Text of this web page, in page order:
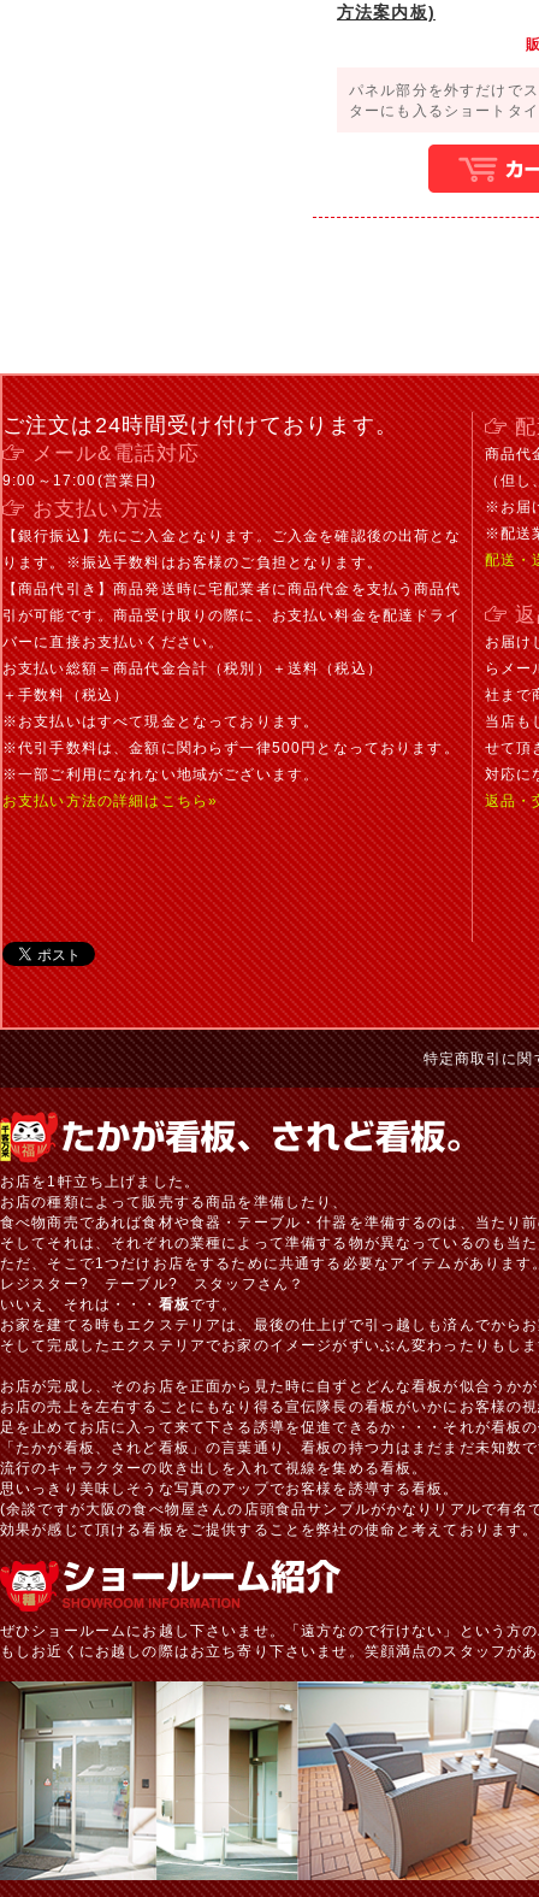
方法案内板)
パネル部分を外すだけで
ターにも入るショートタ
ご注文は24時間受け付けております。
メール&電話対応
9:00～17:00(営業日)
お支払い方法
【銀行振込】先にご入金となります。ご入金を確認後の出荷とな
ります。※振込手数料はお客様のご負担となります。
【商品代引き】商品発送時に宅配業者に商品代金を支払う商品代
引が可能です。商品受け取りの際に、お支払い料金を配達ドライ
バーに直接お支払いください。
お支払い総額＝商品代金合計（税別）＋送料（税込）
＋手数料（税込）
※お支払いはすべて現金となっております。
※代引手数料は、金額に関わらず一律500円となっております。
※一部ご利用になれない地域がございます。
お支払い方法の詳細はこちら»
商品代
（但し
※お届
※配送
配送・
お届け
らメー
社まで
当店も
せて頂
対応に
返品・
特定商取引に関
お店を1軒立ち上げました。
お店の種類によって販売する商品を準備したり、
食べ物商売であれば食材や食器・テーブル・什器を準備するのは、当たり
そしてそれは、それぞれの業種によって準備する物が異なっているのも当
ただ、そこで1つだけお店をするために共通する必要なアイテムがあります
レジスター? テーブル? スタッフさん？
いいえ、それは・・・看板です。
お家を建てる時もエクステリアは、最後の仕上げで引っ越しも済んでから
そして完成したエクステリアでお家のイメージがずいぶん変わったりもし
お店が完成し、そのお店を正面から見た時に自ずとどんな看板が似合うか
お店の売上を左右することにもなり得る宣伝隊長の看板がいかにお客様の
足を止めてお店に入って来て下さる誘導を促進できるか・・・それが看板
「たかが看板、されど看板」の言葉通り、看板の持つ力はまだまだ未知数
流行のキャラクターの吹き出しを入れて視線を集める看板。
思いっきり美味しそうな写真のアップでお客様を誘導する看板。
(余談ですが大阪の食べ物屋さんの店頭食品サンプルがかなりリアルで有名
効果が感じて頂ける看板をご提供することを弊社の使命と考えております。
ぜひショールームにお越し下さいませ。「遠方なので行けない」という方
もしお近くにお越しの際はお立ち寄り下さいませ。笑顔満点のスタッフが